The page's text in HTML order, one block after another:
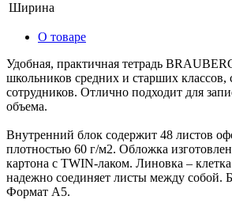
Ширина
О товаре
Удобная, практичная тетрадь
школьников средних и старших
сотрудников. Отлично подходит для
объема.
Внутренний блок содержит 48 листов
плотностью 60 г/м2. Обложка
картона с TWIN-лаком. Линовка –
надежно соединяет листы между собой.
Формат А5.